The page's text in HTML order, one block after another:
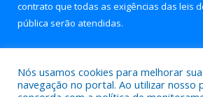
contrato que todas as exigências das leis
pública serão atendidas.
Nós usamos cookies para melhorar
navegação no portal. Ao utilizar nosso